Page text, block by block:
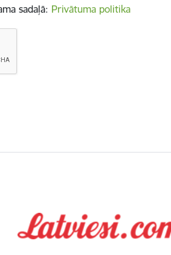
sadaļā: Privātuma politika